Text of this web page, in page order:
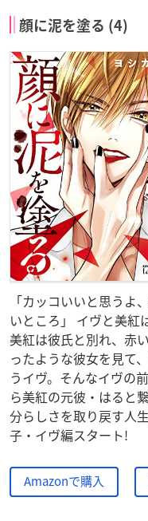
顔に泥を塗る (4)
「カッコいいと思うよ
いところ」 イヴと美紅
美紅は彼氏と別れ、赤
ったような彼女を見て
うイヴ。そんなイヴの
ら美紅の元彼・はると
分らしさを取り戻す人
子・イヴ編スタート!
Amazonで購入